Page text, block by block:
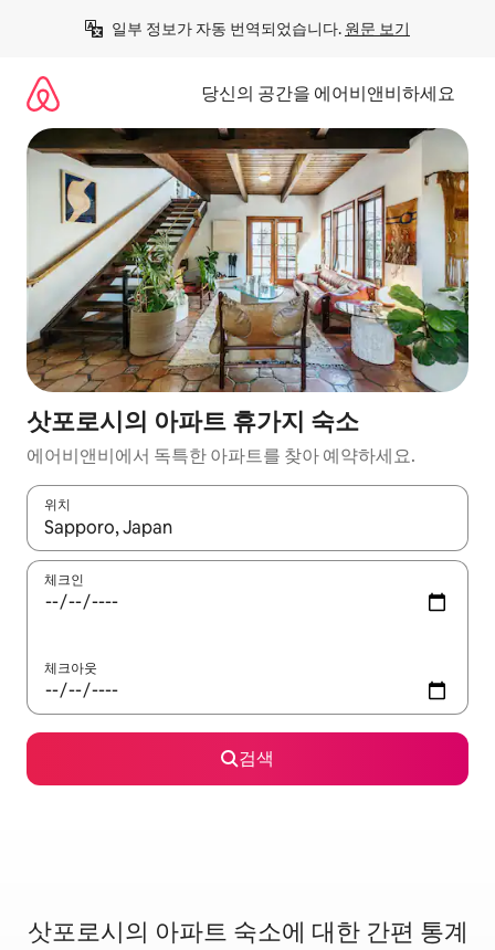
일부 정보가 자동 번역되었습니다. 원문 보기
당신의 공간을 에어비앤비하세요
삿포로시의 아파트 휴가지 숙소
에어비앤비에서 독특한 아파트를 찾아 예약하세요.
위치
결과가 나오면 위·아래 화살표 키를 사용하거나 터치 또는 스와이
체크인
체크아웃
검색
삿포로시의 아파트 숙소에 대한 간편 통계